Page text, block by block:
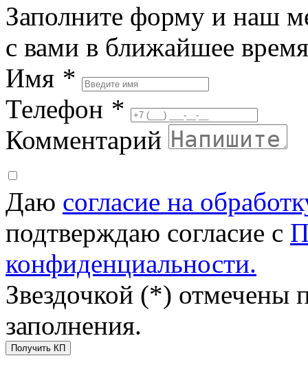
Заполните форму и наш
с вами в ближайшее время
Имя *
Телефон *
Комментарий
Даю согласие на
подтверждаю согласие с
конфиденциальности.
Звездочкой (*) отмечены
заполнения.
Получить КП